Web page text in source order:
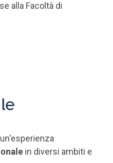
alla Facoltà di
in diversi ambiti e